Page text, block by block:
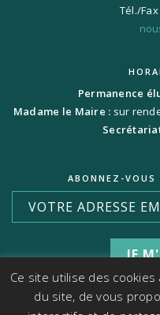
Tél./Fax
Permanence
Madame le Maire : sur
ABONNEZ-VOUS
Ce site utilise des
du site, de vous